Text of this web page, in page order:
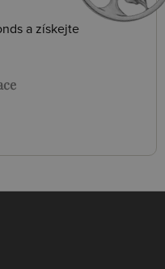
a získejte